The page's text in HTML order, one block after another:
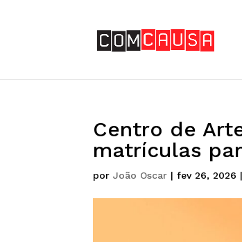
Centro de
matrículas
porJoão Oscar |fev 26, 2026 |